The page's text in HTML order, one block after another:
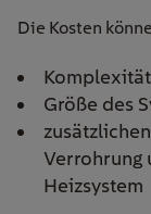
Die Kosten
Größe des
Verrohrung
Heizsystem